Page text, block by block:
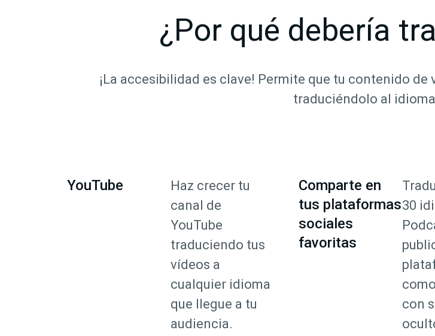
¿Por qué debería
¡La accesibilidad es clave! Permite que tu contenido
traduciéndolo al
YouTube
Haz crecer tu
canal de
YouTube
traduciendo tus
vídeos a
cualquier idioma
que llegue a tu
audiencia.
Comparte en
tus plataformas
sociales
favoritas
30
con